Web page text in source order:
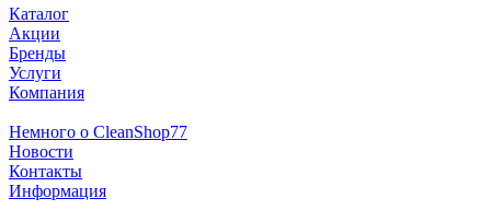
Каталог
Акции
Бренды
Услуги
Компания
Немного о CleanShop77
Новости
Контакты
Информация